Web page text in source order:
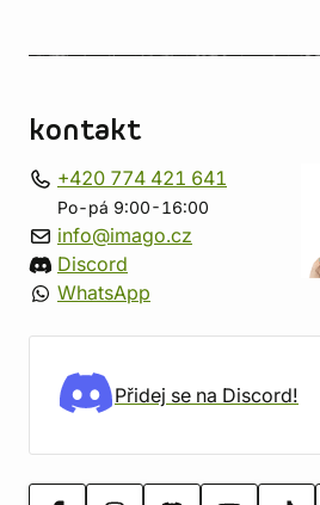
kontakt
+420 774 421 641
Po-pá 9:00-16:00
info@imago.cz
Discord
WhatsApp
Přidej se na Discord!